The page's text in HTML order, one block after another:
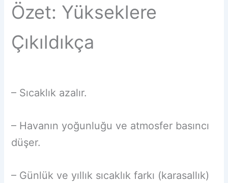
Özet: Yükseklere
Çıkıldıkça
– Sıcaklık azalır.
– Havanın yoğunluğu ve atmosfer basıncı
düşer.
– Günlük ve yıllık sıcaklık farkı (karasallık)